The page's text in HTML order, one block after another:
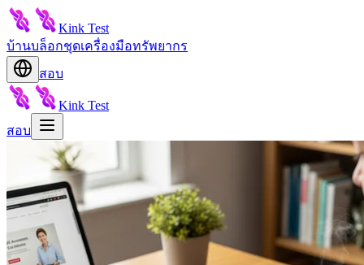
Kink Test
บ้านบล็อกชุดเครื่องมือทรัพยากร
สอบ
Kink Test
สอบ